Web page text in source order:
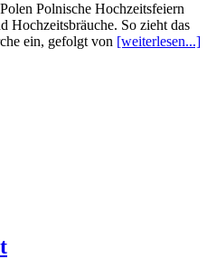
Polnische Hochzeitsfeiern
Hochzeitsbräuche. So zieht das
ein, gefolgt von [weiterlesen...]